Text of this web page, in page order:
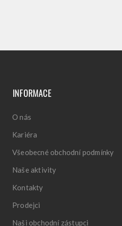
INFORMACE
O nás
Kariéra
Všeobecné obchodní podmínky
Naše aktivity
Kontakty
Prodejci
Naši obchodní zástupci